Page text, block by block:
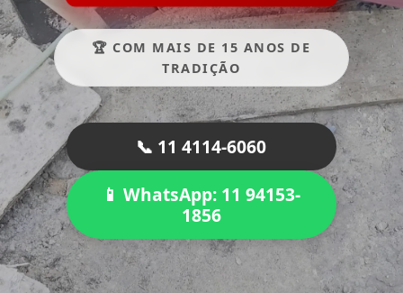
🏆 COM MAIS DE 15 ANOS DE
TRADIÇÃO
📞 11 4114-6060
📱 WhatsApp: 11 94153-
1856